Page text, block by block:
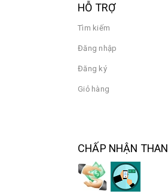
HỖ TRỢ
Tìm kiếm
Đăng nhập
Đăng ký
Giỏ hàng
CHẤP NHẬN